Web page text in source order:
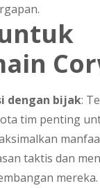
dengan bijak:
tim penting
taktis dan
mereka.